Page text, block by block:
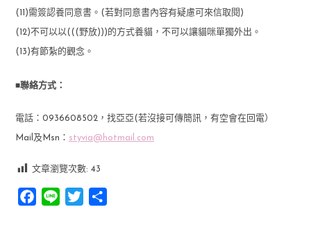
(11)需簽認養同意書。(若對同意書內容有疑慮可來信取閱)
(12)不可以以(((野放)))的方式養貓，不可以讓貓咪單獨外出。
(13)有節紮的觀念。
■聯絡方式：
電話：0936608502，找亞亞(若沒接可傳簡訊，有空會在回電）
Mail及Msn： styvia@hotmail.com
文章瀏覽次數: 43
Facebook
Line Twitter